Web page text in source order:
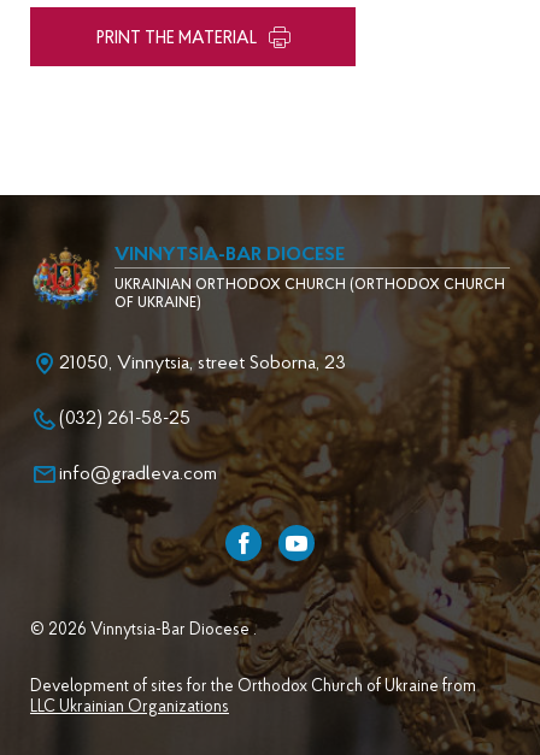
PRINT THE MATERIAL
VINNYTSIA-BAR DIOCESE
UKRAINIAN ORTHODOX CHURCH (ORTHODOX CHURCH
OF UKRAINE)
21050, Vinnytsia, street Soborna, 23
(032) 261-58-25
info@gradleva.com
© 2026 Vinnytsia-Bar Diocese .
Development of sites for the Orthodox Church of Ukraine from
LLC Ukrainian Organizations